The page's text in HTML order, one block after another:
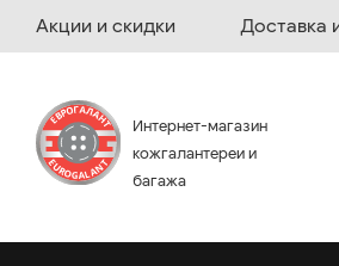
Акции и скидки Доставка
Интернет-магазин
кожгалантереи и
багажа